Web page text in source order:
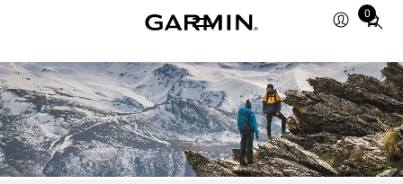
0
Total
in
cart:
0